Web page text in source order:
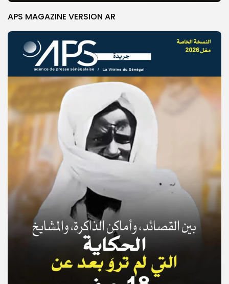
© Copyright 2025, APS
APS MAGAZINE VERSION AR